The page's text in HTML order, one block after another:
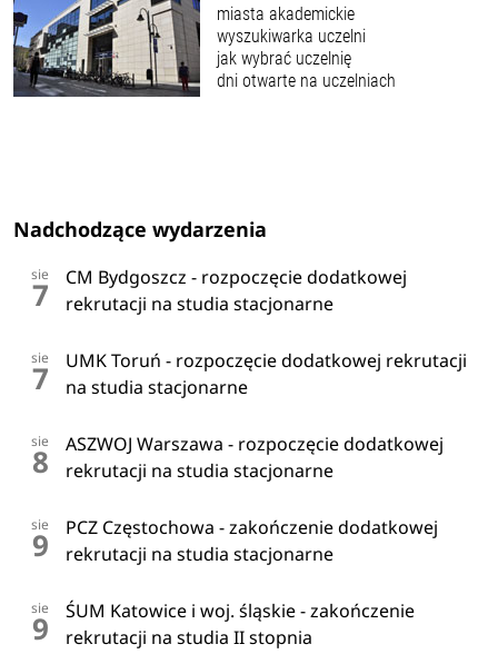
miasta akademickie
wyszukiwarka uczelni
jak wybrać uczelnię
dni otwarte na uczelniach
Nadchodzące wydarzenia
sie
7
CM Bydgoszcz - rozpoczęcie dodatkowej
rekrutacji na studia stacjonarne
sie
7
UMK Toruń - rozpoczęcie dodatkowej rekrutacji
na studia stacjonarne
sie
8
ASZWOJ Warszawa - rozpoczęcie dodatkowej
rekrutacji na studia stacjonarne
sie
9
PCZ Częstochowa - zakończenie dodatkowej
rekrutacji na studia stacjonarne
sie
9
ŚUM Katowice i woj. śląskie - zakończenie
rekrutacji na studia II stopnia